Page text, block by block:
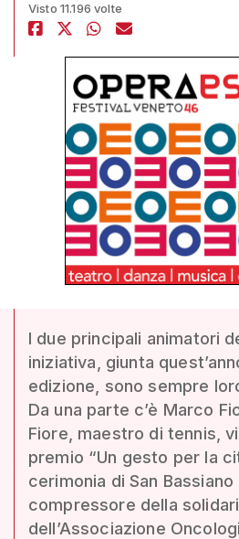
Visto 11.196 volte
I due principali animatori
iniziativa, giunta
edizione, sono sempre
Da una parte c’è Marco
Fiore, maestro di tennis,
premio “Un gesto per la
cerimonia di San Bassiano
compressore della
dell’Associazione